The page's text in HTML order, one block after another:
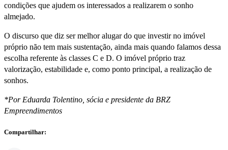
condições que ajudem os interessados a realizarem o sonho
almejado.
O discurso que diz ser melhor alugar do que investir no imóvel
próprio não tem mais sustentação, ainda mais quando falamos dessa
escolha referente às classes C e D. O imóvel próprio traz
valorização, estabilidade e, como ponto principal, a realização de
sonhos.
*Por Eduarda Tolentino, sócia e presidente da BRZ
Empreendimentos
Compartilhar: